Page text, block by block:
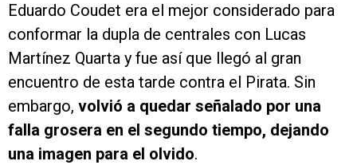
Eduardo Coudet era el mejor considerado para
conformar la dupla de centrales con Lucas
Martínez Quarta y fue así que llegó al gran
encuentro de esta tarde contra el Pirata. Sin
embargo, volvió a quedar señalado por una
falla grosera en el segundo tiempo, dejando
una imagen para el olvido.